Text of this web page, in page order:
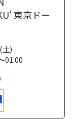
東京ドー
)
01:00